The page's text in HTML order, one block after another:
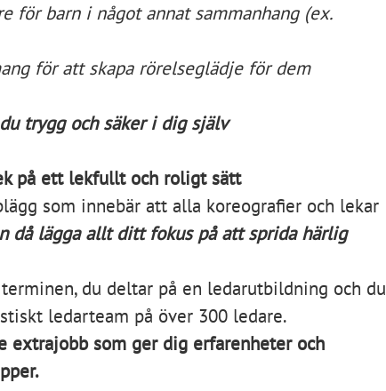
för barn i något annat sammanhang (ex.
för att skapa rörelseglädje för dem
trygg och säker i dig själv
på ett lekfullt och roligt sätt
som innebär att alla koreografier och lekar
då lägga allt ditt fokus på att sprida härlig
du deltar på en ledarutbildning och du
ledarteam på över 300 ledare.
som ger dig erfarenheter och